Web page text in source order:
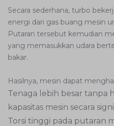
Secara sederhana, turbo
energi dari gas buang mesin
Putaran tersebut kemudian
yang memasukkan udara
bakar.
Hasilnya, mesin dapat
Tenaga lebih besar tanpa
kapasitas mesin secara
Torsi tinggi pada putaran